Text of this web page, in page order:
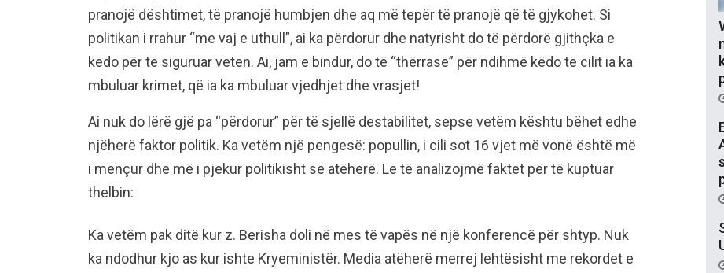
pranojë dështimet, të pranojë humbjen dhe aq më tepër të pranojë që të gjykohet. Si
politikan i rrahur “me vaj e uthull”, ai ka përdorur dhe natyrisht do të përdorë gjithçka e
këdo për të siguruar veten. Ai, jam e bindur, do të “thërrasë” për ndihmë këdo të cilit ia ka
mbuluar krimet, që ia ka mbuluar vjedhjet dhe vrasjet!
Ai nuk do lërë gjë pa “përdorur” për të sjellë destabilitet, sepse vetëm kështu bëhet edhe
njëherë faktor politik. Ka vetëm një pengesë: popullin, i cili sot 16 vjet më vonë është më
i mençur dhe më i pjekur politikisht se atëherë. Le të analizojmë faktet për të kuptuar
thelbin:
Ka vetëm pak ditë kur z. Berisha doli në mes të vapës në një konferencë për shtyp. Nuk
ka ndodhur kjo as kur ishte Kryeministër. Media atëherë merrej lehtësisht me rekordet e